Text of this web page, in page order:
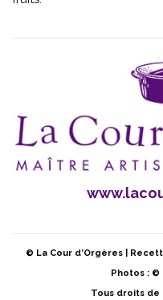
© La Cour d’Orgères |
Photos : ©
Tous droits